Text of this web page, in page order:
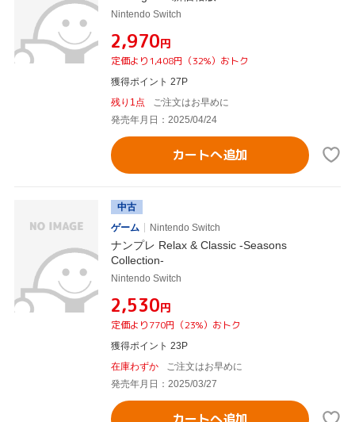
Nintendo Switch
¥2,970円
定価より1,408円（32%）おトク
獲得ポイント 27P
残り1点
ご注文はお早めに
発売年月日：2025/04/24
カートへ追加
中古
ゲーム
Nintendo Switch
ナンプレ Relax & Classic -Seasons
Collection-
Nintendo Switch
¥2,530円
定価より770円（23%）おトク
獲得ポイント 23P
在庫わずか
ご注文はお早めに
発売年月日：2025/03/27